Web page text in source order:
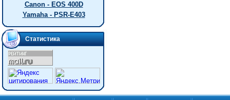
Canon - EOS 400D
Yamaha - PSR-E403
Статистика